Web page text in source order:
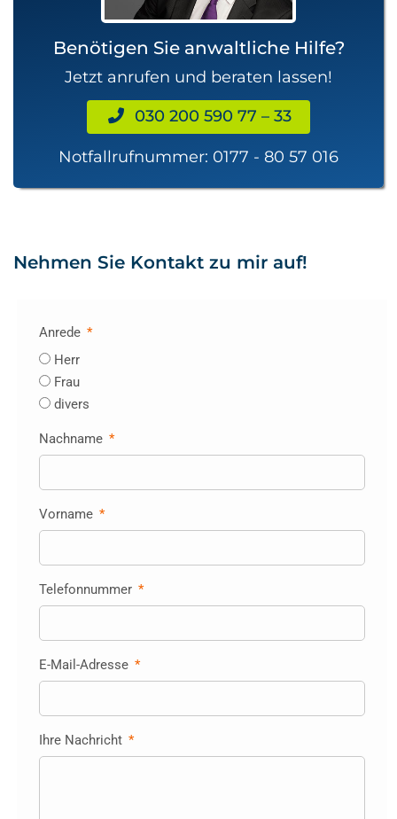
Benötigen Sie anwaltliche Hilfe?
Jetzt anrufen und beraten lassen!
030 200 590 77 – 33
Notfallrufnummer: 0177 - 80 57 016
Nehmen Sie Kontakt zu mir auf!
Anrede
Herr
Frau
divers
Nachname
Vorname
Telefonnummer
E-Mail-Adresse
Ihre Nachricht